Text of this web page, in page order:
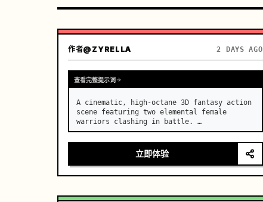
作者@ZYRELLA 2 DAYS AGO
查看完整提示词
A cinematic, high-octane 3D fantasy action
scene featuring two elemental female
warriors clashing in battle. …
立即体验